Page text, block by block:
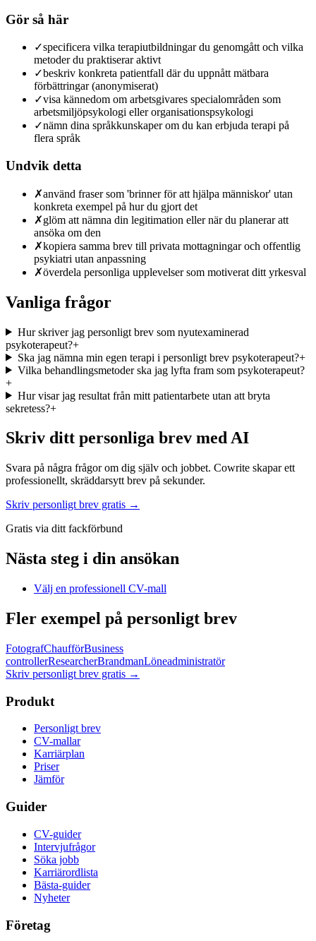
Gör så här
✓specificera vilka terapiutbildningar du genomgått och vilka
metoder du praktiserar aktivt
✓beskriv konkreta patientfall där du uppnått mätbara
förbättringar (anonymiserat)
✓visa kännedom om arbetsgivares specialområden som
arbetsmiljöpsykologi eller organisationspsykologi
✓nämn dina språkkunskaper om du kan erbjuda terapi på
flera språk
Undvik detta
✗använd fraser som 'brinner för att hjälpa människor' utan
konkreta exempel på hur du gjort det
✗glöm att nämna din legitimation eller när du planerar att
ansöka om den
✗kopiera samma brev till privata mottagningar och offentlig
psykiatri utan anpassning
✗överdela personliga upplevelser som motiverat ditt yrkesval
Vanliga frågor
Hur skriver jag personligt brev som nyutexaminerad
psykoterapeut?+
Ska jag nämna min egen terapi i personligt brev psykoterapeut?+
Vilka behandlingsmetoder ska jag lyfta fram som psykoterapeut?
+
Hur visar jag resultat från mitt patientarbete utan att bryta
sekretess?+
Skriv ditt personliga brev med AI
Svara på några frågor om dig själv och jobbet. Cowrite skapar ett
professionellt, skräddarsytt brev på sekunder.
Skriv personligt brev gratis →
Gratis via ditt fackförbund
Nästa steg i din ansökan
Välj en professionell CV-mall
Fler exempel på personligt brev
FotografChaufförBusiness
controllerResearcherBrandmanLöneadministratör
Skriv personligt brev gratis →
Produkt
Personligt brev
CV-mallar
Karriärplan
Priser
Jämför
Guider
CV-guider
Intervjufrågor
Söka jobb
Karriärordlista
Bästa-guider
Nyheter
Företag